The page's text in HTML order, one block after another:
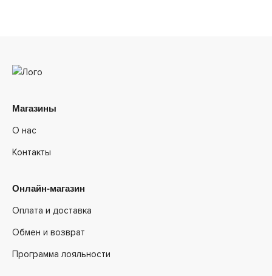
Магазины
О нас
Контакты
Онлайн-магазин
Оплата и доставка
Обмен и возврат
Программа лояльности